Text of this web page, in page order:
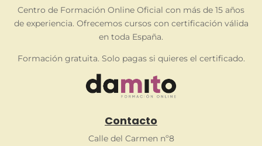
Centro de Formación Online Oficial con más de 15 años
de experiencia. Ofrecemos cursos con certificación válida
en toda España.
Formación gratuita. Solo pagas si quieres el certificado.
Contacto
Calle del Carmen nº8